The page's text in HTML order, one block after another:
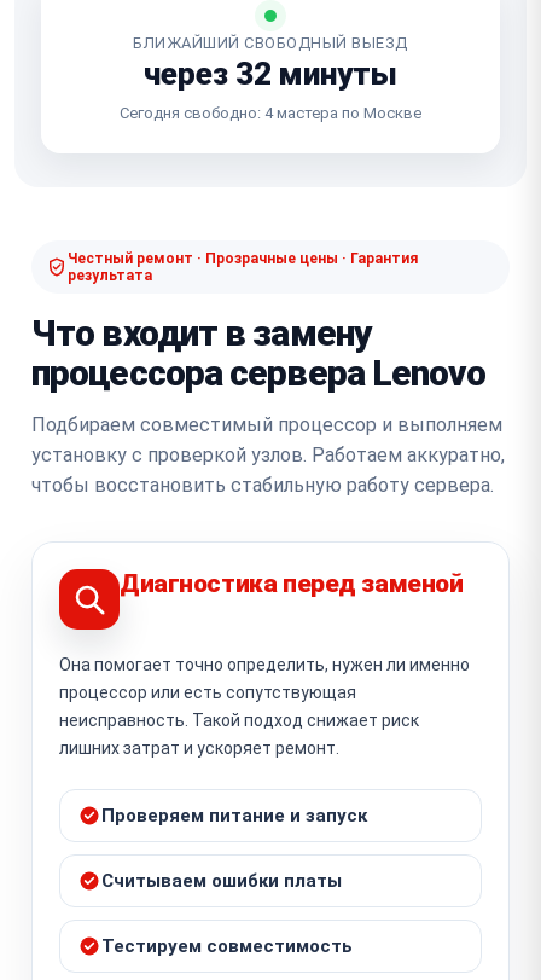
БЛИЖАЙШИЙ СВОБОДНЫЙ ВЫЕЗД
через 32 минуты
Сегодня свободно: 4 мастера по Москве
Честный ремонт · Прозрачные цены · Гарантия
результата
Что входит в замену
процессора сервера Lenovo
Подбираем совместимый процессор и выполняем
установку с проверкой узлов. Работаем аккуратно,
чтобы восстановить стабильную работу сервера.
Диагностика перед заменой
Она помогает точно определить, нужен ли именно
процессор или есть сопутствующая
неисправность. Такой подход снижает риск
лишних затрат и ускоряет ремонт.
Проверяем питание и запуск
Считываем ошибки платы
Тестируем совместимость